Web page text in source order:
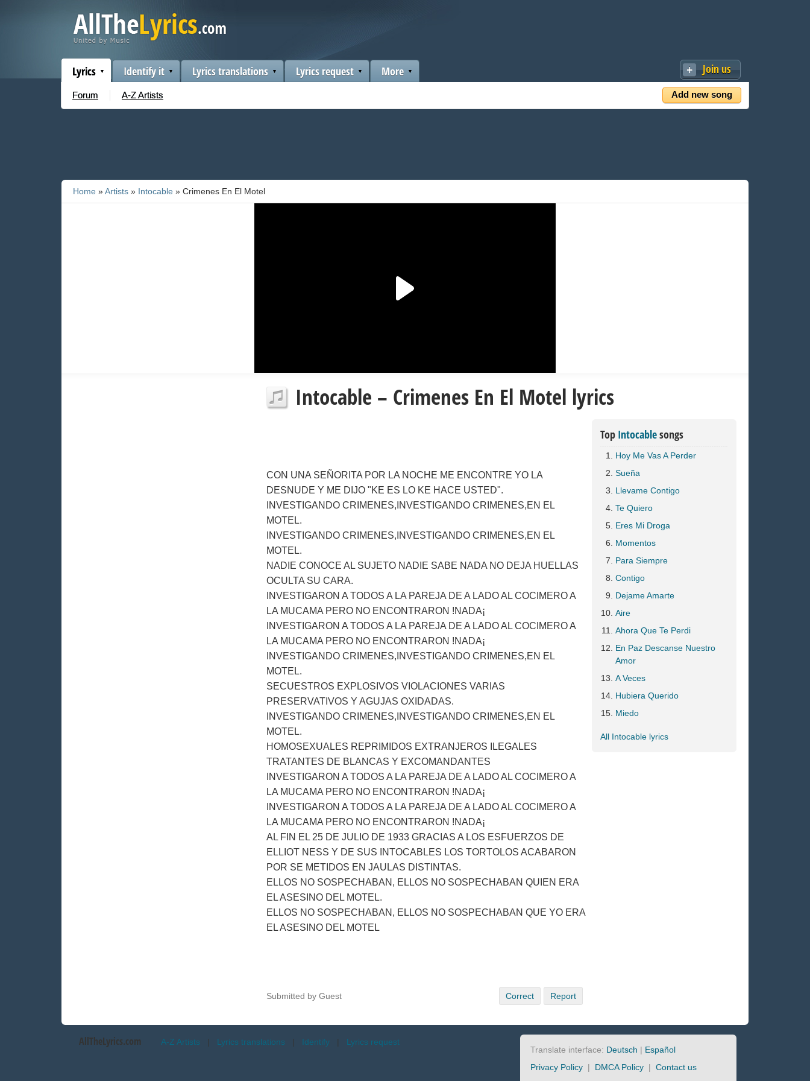
Join us
Add new song
Lyrics
Forum A-Z Artists
Identify it Lyrics translations Lyrics request More
Home »Artists » Intocable » Crimenes En El Motel
Intocable – Crimenes En El Motel lyrics
CON UNA SEÑORITA POR LA NOCHE ME ENCONTRE YO LA
DESNUDE Y ME DIJO "KE ES LO KE HACE USTED".
INVESTIGANDO CRIMENES,INVESTIGANDO CRIMENES,EN EL
MOTEL.
INVESTIGANDO CRIMENES,INVESTIGANDO CRIMENES,EN EL
MOTEL.
NADIE CONOCE AL SUJETO NADIE SABE NADA NO DEJA HUELLAS
OCULTA SU CARA.
INVESTIGARON A TODOS A LA PAREJA DE A LADO AL COCIMERO A
LA MUCAMA PERO NO ENCONTRARON !NADA¡
INVESTIGARON A TODOS A LA PAREJA DE A LADO AL COCIMERO A
LA MUCAMA PERO NO ENCONTRARON !NADA¡
INVESTIGANDO CRIMENES,INVESTIGANDO CRIMENES,EN EL
MOTEL.
SECUESTROS EXPLOSIVOS VIOLACIONES VARIAS
PRESERVATIVOS Y AGUJAS OXIDADAS.
INVESTIGANDO CRIMENES,INVESTIGANDO CRIMENES,EN EL
MOTEL.
HOMOSEXUALES REPRIMIDOS EXTRANJEROS ILEGALES
TRATANTES DE BLANCAS Y EXCOMANDANTES
INVESTIGARON A TODOS A LA PAREJA DE A LADO AL COCIMERO A
LA MUCAMA PERO NO ENCONTRARON !NADA¡
INVESTIGARON A TODOS A LA PAREJA DE A LADO AL COCIMERO A
LA MUCAMA PERO NO ENCONTRARON !NADA¡
AL FIN EL 25 DE JULIO DE 1933 GRACIAS A LOS ESFUERZOS DE
ELLIOT NESS Y DE SUS INTOCABLES LOS TORTOLOS ACABARON
POR SE METIDOS EN JAULAS DISTINTAS.
ELLOS NO SOSPECHABAN, ELLOS NO SOSPECHABAN QUIEN ERA
EL ASESINO DEL MOTEL.
ELLOS NO SOSPECHABAN, ELLOS NO SOSPECHABAN QUE YO ERA
EL ASESINO DEL MOTEL
Submitted by Guest Correct Report
Top Intocablesongs
Hoy Me Vas A Perder
Sueña
Llevame Contigo
Te Quiero
Eres Mi Droga
Momentos
Para Siempre
Contigo
Dejame Amarte
Aire
Ahora Que Te Perdi
En Paz Descanse Nuestro
Amor
A Veces
Hubiera Querido
Miedo
All Intocable lyrics
AllTheLyrics.com A-Z Artists | Lyrics translations | Identify | Lyrics request
Translate interface: Deutsch | Español
Privacy Policy | DMCA Policy | Contact us